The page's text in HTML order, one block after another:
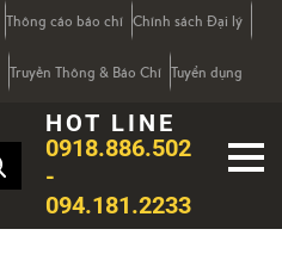
Thông cáo báo chí Chính sách Đại lý
Truyền Thông & Báo Chí Tuyển dụng
HOT LINE
0918.886.502
-
094.181.2233